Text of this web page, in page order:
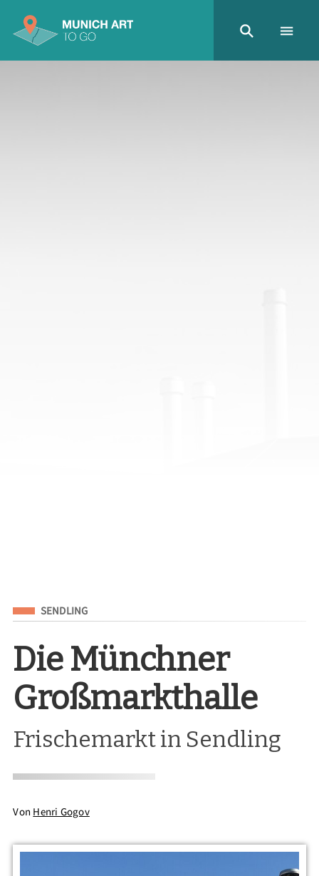
Eingeordnet unter
SENDLING
Die Münchner
Großmarkthalle
Frischemarkt in Sendling
Von Henri Gogov